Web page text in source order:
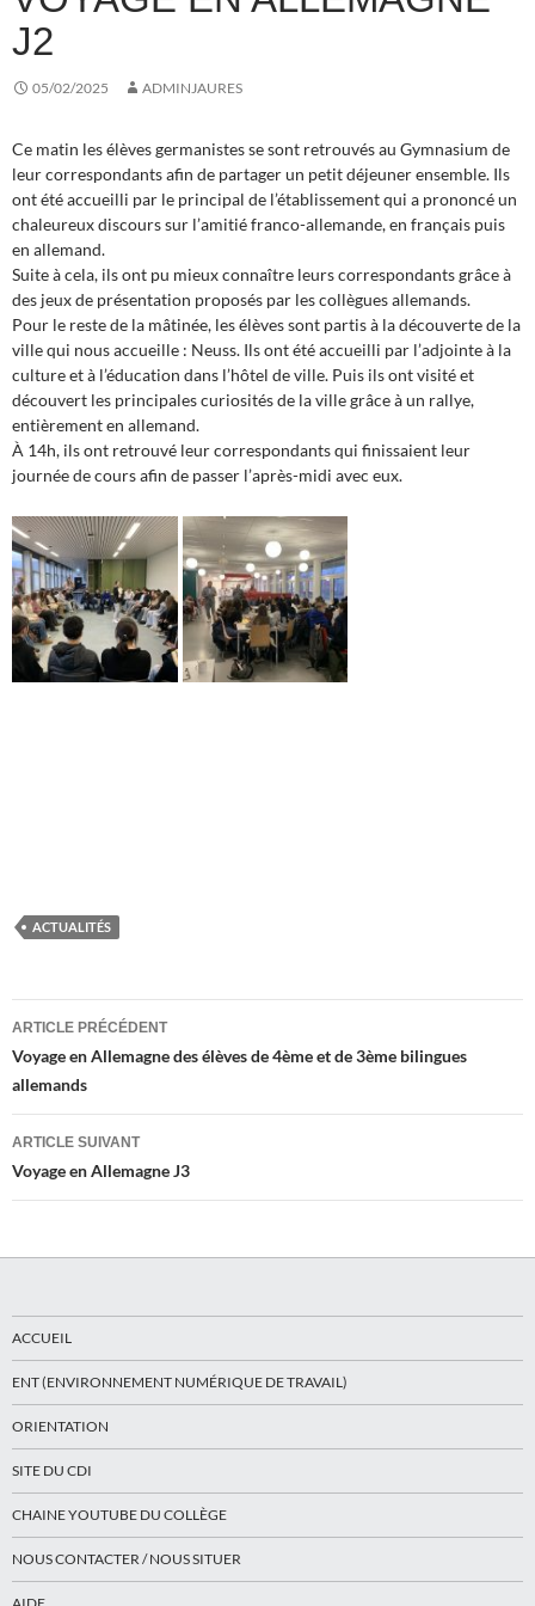
J2
05/02/2025 ADMINJAURES
Ce matin les élèves germanistes se sont retrouvés au Gymnasium de
leur correspondants afin de partager un petit déjeuner ensemble. Ils
ont été accueilli par le principal de l’établissement qui a prononcé un
chaleureux discours sur l’amitié franco-allemande, en français puis
en allemand.
Suite à cela, ils ont pu mieux connaître leurs correspondants grâce à
des jeux de présentation proposés par les collègues allemands.
Pour le reste de la mâtinée, les élèves sont partis à la découverte de la
ville qui nous accueille : Neuss. Ils ont été accueilli par l’adjointe à la
culture et à l’éducation dans l’hôtel de ville. Puis ils ont visité et
découvert les principales curiosités de la ville grâce à un rallye,
entièrement en allemand.
À 14h, ils ont retrouvé leur correspondants qui finissaient leur
journée de cours afin de passer l’après-midi avec eux.
ACTUALITÉS
Navigation
des
articles
ARTICLE PRÉCÉDENT
Voyage en Allemagne des élèves de 4ème et de 3ème bilingues
allemands
ARTICLE SUIVANT
Voyage en Allemagne J3
ACCUEIL
ENT (ENVIRONNEMENT NUMÉRIQUE DE TRAVAIL)
ORIENTATION
SITE DU CDI
CHAINE YOUTUBE DU COLLÈGE
NOUS CONTACTER / NOUS SITUER